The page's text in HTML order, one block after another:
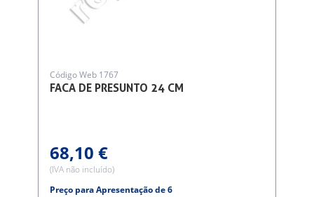
FACA DE PRESUNTO 24 CM
Código Web 1767
68,10 €
(IVA não incluído)
Preço para Apresentação de 6